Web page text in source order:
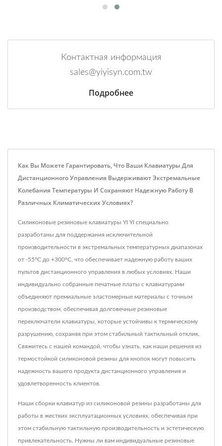
Контактная информация
sales@yiyisyn.com.tw
Подробнее
Как Вы Можете Гарантировать, Что Ваши Клавиатуры Для
Дистанционного Управления Выдерживают Экстремальные
Колебания Температуры И Сохраняют Надежную Работу В
Различных Климатических Условиях?
Силиконовые резиновые клавиатуры YI YI специально
разработаны для поддержания исключительной
производительности в экстремальных температурных диапазонах
от -55°C до +300°C, что обеспечивает надежную работу ваших
пультов дистанционного управления в любых условиях. Наши
индивидуально собранные печатные платы с клавиатурами
объединяют премиальные эластомерные материалы с точным
производством, обеспечивая долговечные резиновые
переключатели клавиатуры, которые устойчивы к термическому
разрушению, сохраняя при этом стабильный тактильный отклик.
Свяжитесь с нашей командой, чтобы узнать, как наши решения из
термостойкой силиконовой резины для кнопок могут повысить
надежность вашего продукта дистанционного управления и
удовлетворенность клиентов.
Наши сборки клавиатур из силиконовой резины разработаны для
работы в жестких эксплуатационных условиях, обеспечивая при
этом стабильную тактильную производительность и эстетическую
привлекательность. Нужны ли вам индивидуальные резиновые